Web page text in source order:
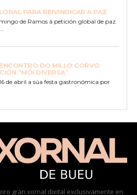
PARA REIVINDICAR A PAZ
de Ramos á petición global de paz
DO MILLO CORVO
“MOI DIVERSA”
de abril a súa festa gastronómica por
gran xornal dixital exclusivamente en